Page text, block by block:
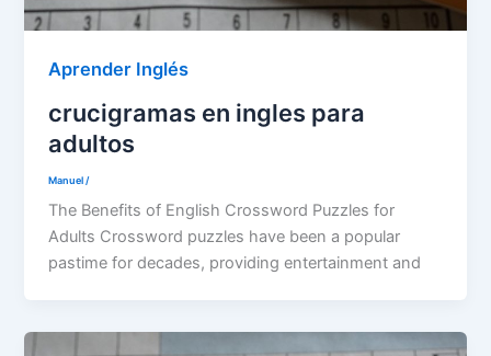
Aprender Inglés
crucigramas en ingles para
adultos
Manuel/
The Benefits of English Crossword Puzzles for
Adults Crossword puzzles have been a popular
pastime for decades, providing entertainment and